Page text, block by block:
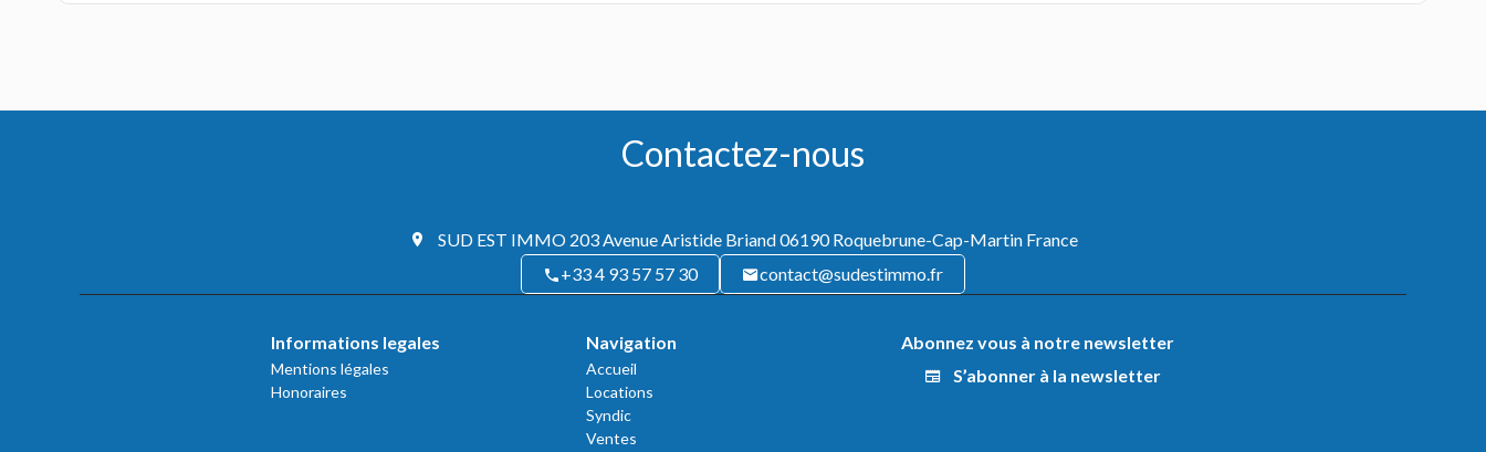
Contactez-nous
SUD EST IMMO203 Avenue Aristide Briand06190Roquebrune-Cap-Martin France
+33 4 93 57 57 30
contact@sudestimmo.fr
Informations legales
Mentions légales
Honoraires
Navigation
Accueil
Locations
Syndic
Ventes
Abonnez vous à notre newsletter
S’abonner à la newsletter